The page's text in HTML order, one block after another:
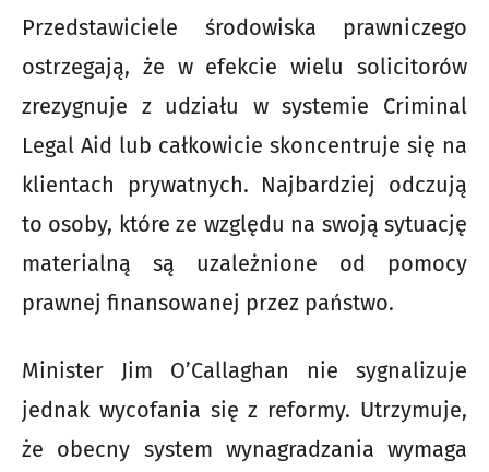
Przedstawiciele środowiska prawniczego
ostrzegają, że w efekcie wielu solicitorów
zrezygnuje z udziału w systemie Criminal
Legal Aid lub całkowicie skoncentruje się na
klientach prywatnych. Najbardziej odczują
to osoby, które ze względu na swoją sytuację
materialną są uzależnione od pomocy
prawnej finansowanej przez państwo.
Minister Jim O’Callaghan nie sygnalizuje
jednak wycofania się z reformy. Utrzymuje,
że obecny system wynagradzania wymaga